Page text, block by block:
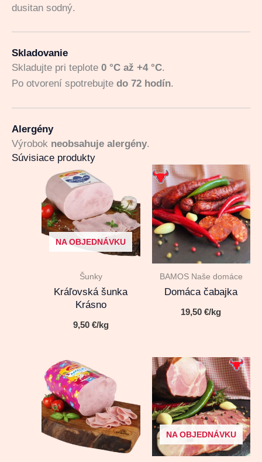
dusitan sodný.
Skladovanie
Skladujte pri teplote 0 °C až +4 °C.
Po otvorení spotrebujte do 72 hodín.
Alergény
Výrobok neobsahuje alergény.
Súvisiace produkty
NA OBJEDNÁVKU
Šunky
Kráľovská šunka
Krásno
9,50 €/kg
BAMOS Naše domáce
Domáca čabajka
19,50€/kg
NA OBJEDNÁVKU